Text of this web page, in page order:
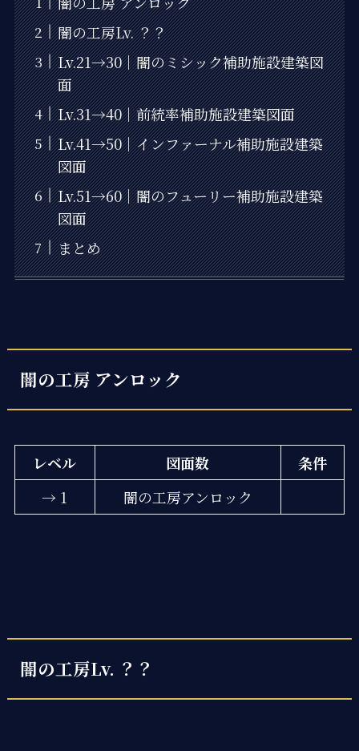
闇の工房Lv. ？？
Lv.21→30｜闇のミシック補助施設建築図
面
Lv.31→40｜前統率補助施設建築図面
Lv.41→50｜インファーナル補助施設建築
図面
Lv.51→60｜闇のフューリー補助施設建築
図面
まとめ
闇の工房 アンロック
レベル 図面数
条件
→ 1
闇の工房アンロック
闇の工房Lv. ？？